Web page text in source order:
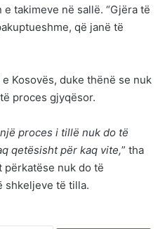
takimeve në sallë. “Gjëra të
që janë të
Kosovës, duke thënë se nuk
proces gjyqësor.
proces i tillë nuk do të
qetësisht për kaq vite,” tha
përkatëse nuk do të
shkeljeve të tilla.